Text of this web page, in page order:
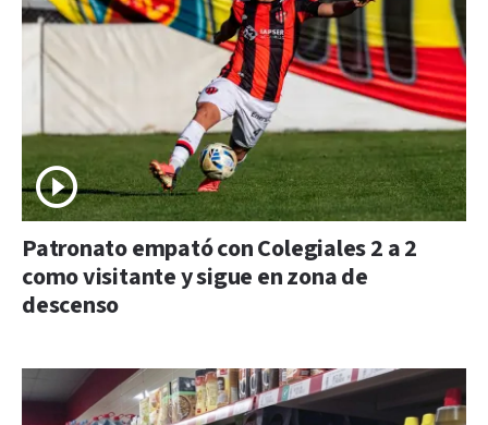
Patronato empató con Colegiales 2 a 2
como visitante y sigue en zona de
descenso